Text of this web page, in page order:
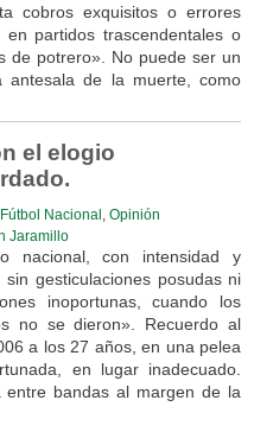
cobros exquisitos o errores
en partidos trascendentales o
de potrero». No puede ser un
antesala de la muerte, como
el elogio
Fútbol Nacional
Opinión
Jaramillo
nacional, con intensidad y
sin gesticulaciones posudas ni
inoportunas, cuando los
no se dieron». Recuerdo al
a los 27 años, en una pelea
en lugar inadecuado.
entre bandas al margen de la